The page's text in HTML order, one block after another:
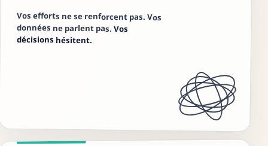
Vos efforts ne se renforcent pas. Vos
données ne parlent pas.Vos
décisions hésitent.